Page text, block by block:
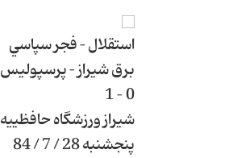
استقلال – فجر سپاسي
برق شيراز – پرسپوليس
0 – 1
شيراز ورزشگاه حافظييه
پنجشنبه 28 / 7 / 84